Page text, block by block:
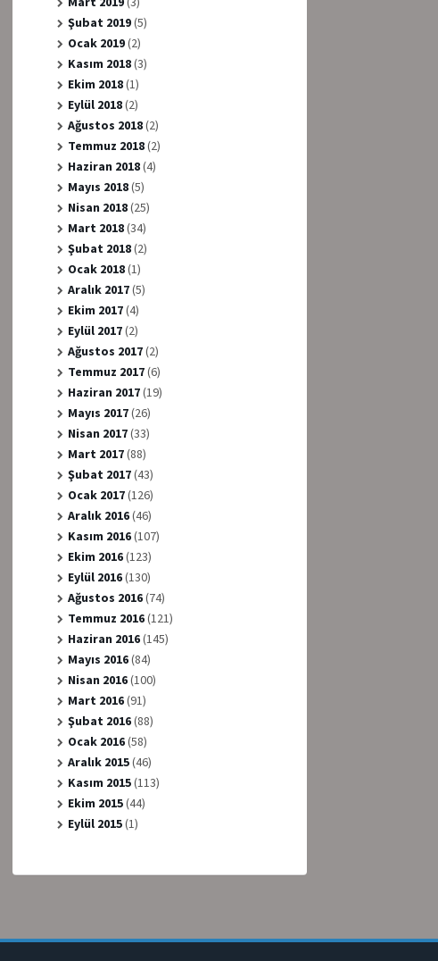
Şubat 2019(5)
Ocak 2019(2)
Kasım 2018(3)
Ekim 2018(1)
Eylül 2018(2)
Ağustos 2018(2)
Temmuz 2018(2)
Haziran 2018(4)
Mayıs 2018(5)
Nisan 2018(25)
Mart 2018(34)
Şubat 2018(2)
Ocak 2018(1)
Aralık 2017(5)
Ekim 2017(4)
Eylül 2017(2)
Ağustos 2017(2)
Temmuz 2017(6)
Haziran 2017(19)
Mayıs 2017(26)
Nisan 2017(33)
Mart 2017(88)
Şubat 2017(43)
Ocak 2017(126)
Aralık 2016(46)
Kasım 2016(107)
Ekim 2016(123)
Eylül 2016(130)
Ağustos 2016(74)
Temmuz 2016(121)
Haziran 2016(145)
Mayıs 2016(84)
Nisan 2016(100)
Mart 2016(91)
Şubat 2016(88)
Ocak 2016(58)
Aralık 2015(46)
Kasım 2015(113)
Ekim 2015(44)
Eylül 2015(1)